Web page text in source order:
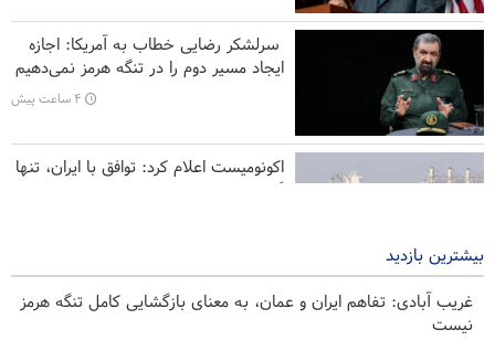
برکناری دو مقام ارشد موساد در پی ناکامی‌ها در مقابله با ایران
سرلشکر رضایی خطاب به آمریکا: اجازه
ایجاد مسیر دوم را در تنگه هرمز نمی‌دهیم
۴ ساعت پیش
اکونومیست اعلام کرد: توافق با ایران، تنها
گزینه عملی برای پایان بحران هرمز
بیشترین بازدید
غریب آبادی: تفاهم ایران و عمان، به معنای بازگشایی کامل تنگه هرمز
نیست